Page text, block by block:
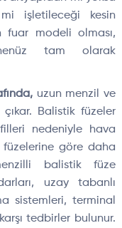
işletileceği kesin
fuar modeli olması,
tam olarak
uzun menzil ve
Balistik füzeler
nedeniyle hava
göre daha
balistik füze
uzay tabanlı
sistemleri, terminal
tedbirler bulunur.